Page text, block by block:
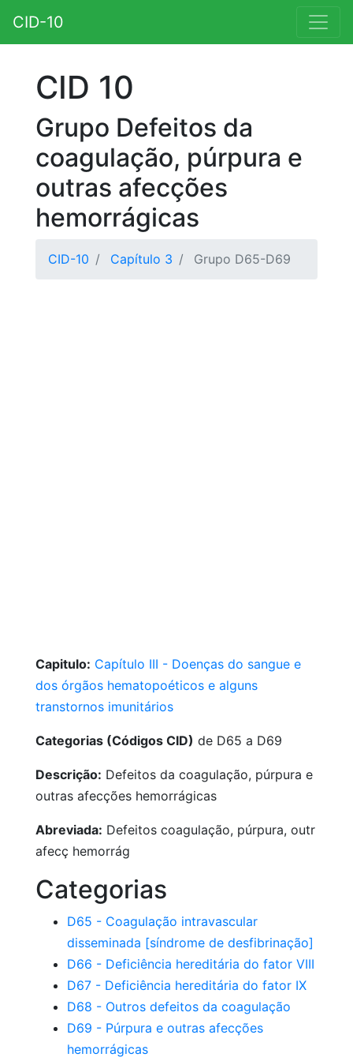
CID-10
CID 10
Grupo Defeitos da
coagulação, púrpura e
outras afecções
hemorrágicas
CID-10 Capítulo 3 Grupo D65-D69
Capitulo: Capítulo III - Doenças do sangue e
dos órgãos hematopoéticos e alguns
transtornos imunitários
Categorias (Códigos CID) de D65 a D69
Descrição: Defeitos da coagulação, púrpura e
outras afecções hemorrágicas
Abreviada: Defeitos coagulação, púrpura, outr
afecç hemorrág
Categorias
D65 - Coagulação intravascular
disseminada [síndrome de desfibrinação]
D66 - Deficiência hereditária do fator VIII
D67 - Deficiência hereditária do fator IX
D68 - Outros defeitos da coagulação
D69 - Púrpura e outras afecções
hemorrágicas